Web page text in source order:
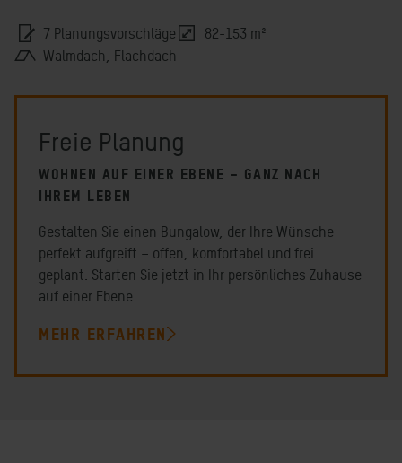
7 Planungsvorschläge
82-153 m²
Walmdach, Flachdach
Freie Planung
WOHNEN AUF EINER EBENE – GANZ NACH
IHREM LEBEN
Gestalten Sie einen Bungalow, der Ihre Wünsche
perfekt aufgreift – offen, komfortabel und frei
geplant. Starten Sie jetzt in Ihr persönliches Zuhause
auf einer Ebene.
MEHR ERFAHREN